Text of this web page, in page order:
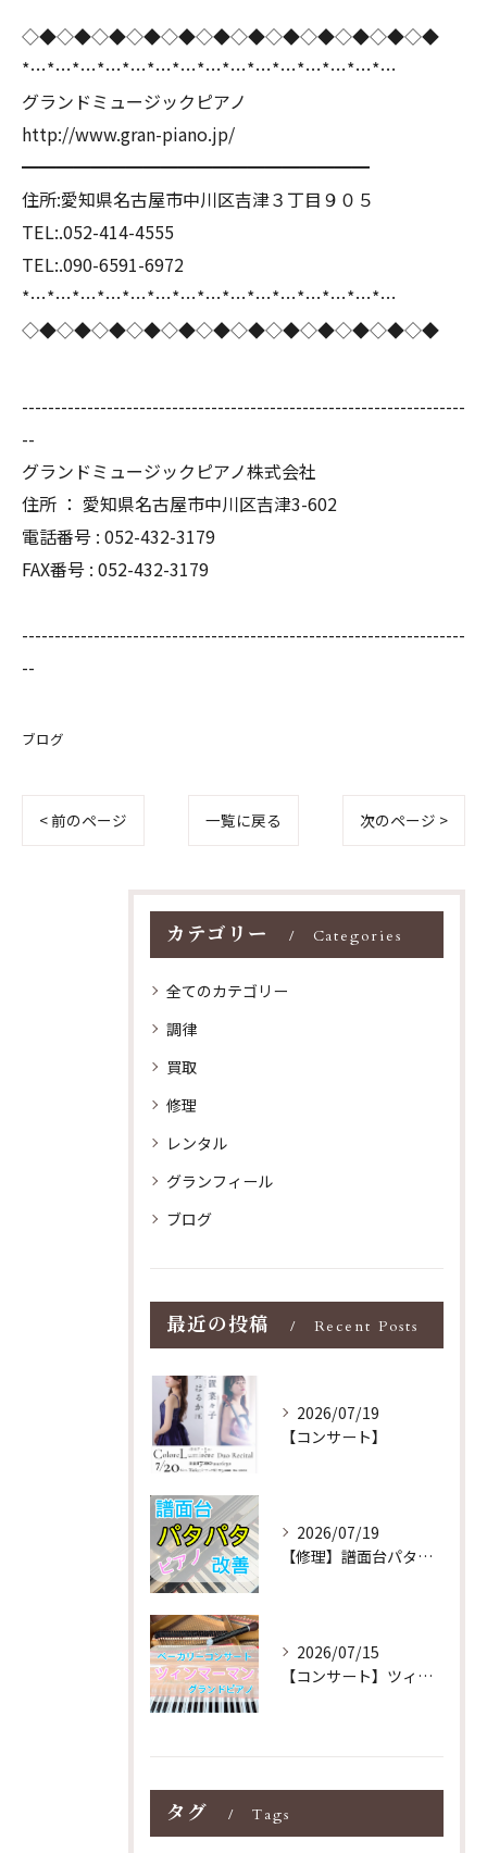
◇◆◇◆◇◆◇◆◇◆◇◆◇◆◇◆◇◆◇◆◇◆◇◆
*…*…*…*…*…*…*…*…*…*…*…*…*…*…*…
グランドミュージックピアノ
http://www.gran-piano.jp/
━━━━━━━━━━━━━━━━━━━━
住所:愛知県名古屋市中川区吉津３丁目９０５
TEL:.052-414-4555
TEL:.090-6591-6972
*…*…*…*…*…*…*…*…*…*…*…*…*…*…*…
◇◆◇◆◇◆◇◆◇◆◇◆◇◆◇◆◇◆◇◆◇◆◇◆
--------------------------------------------------------------------
--
グランドミュージックピアノ株式会社
住所 ： 愛知県名古屋市中川区吉津3-602
電話番号 : 052-432-3179
FAX番号 : 052-432-3179
--------------------------------------------------------------------
--
ブログ
< 前のページ 一覧に戻る 次のページ >
カテゴリー Categories
全てのカテゴリー
調律
買取
修理
レンタル
グランフィール
ブログ
最近の投稿 Recent Posts
2026/07/19
【コンサート】
2026/07/19
【修理】譜面台パタパタを改善！ストレス解消！
2026/07/15
【コンサート】ツィンマーマンのグランドピアノ♪木目猫足グラン...
タグ Tags